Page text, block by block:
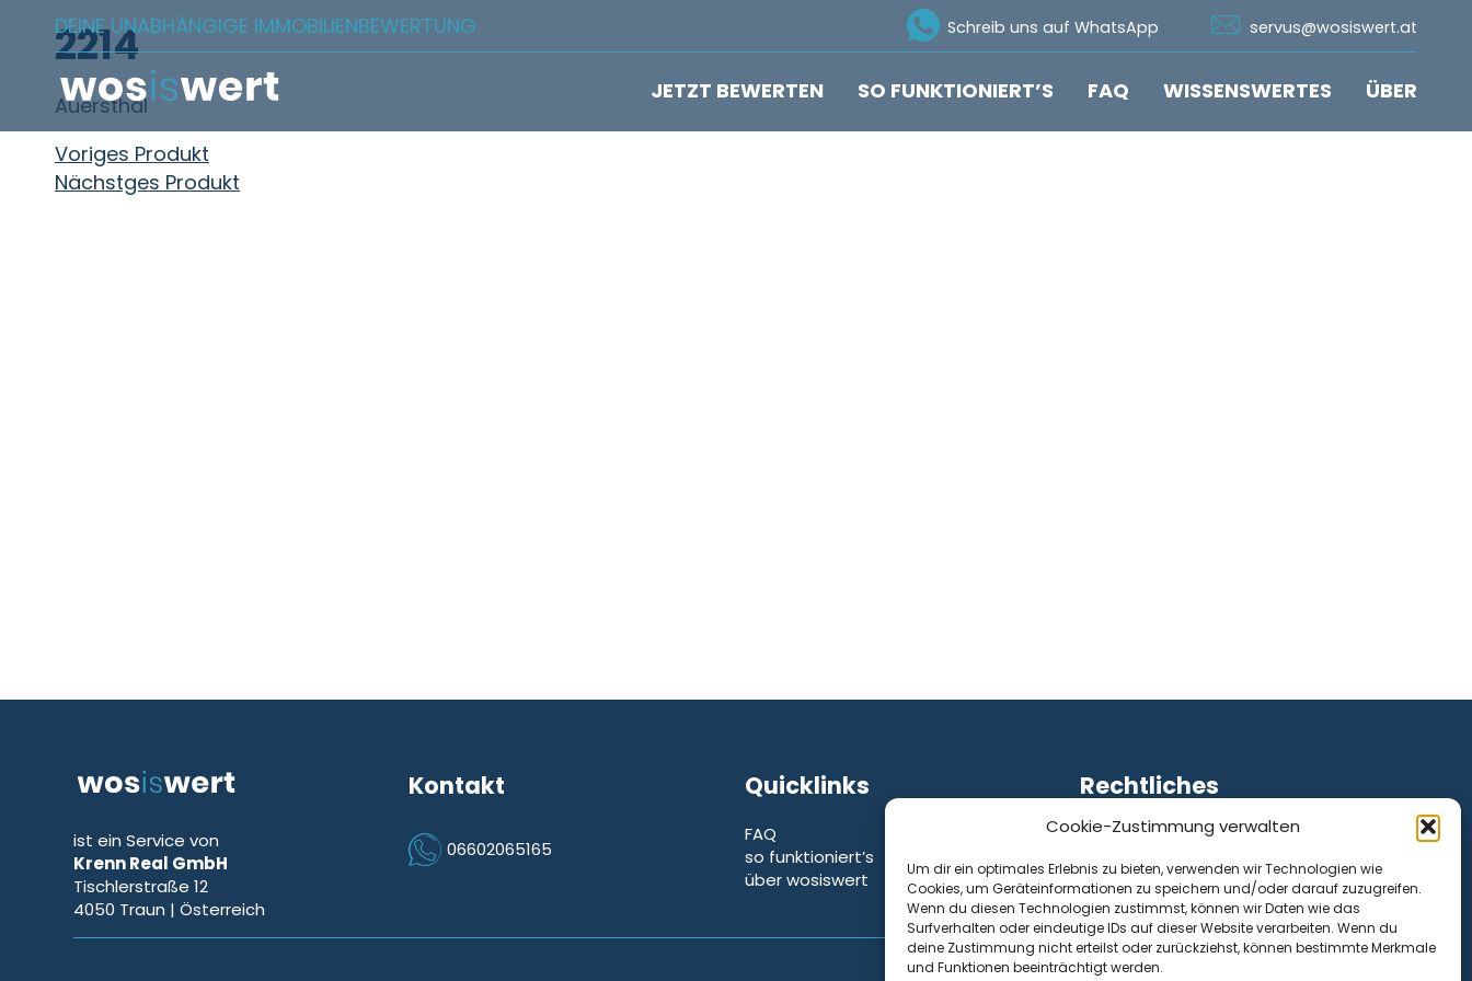
Cookie-Zustimmung verwalten
Um dir ein optimales Erlebnis zu bieten, verwenden wir Technologien wie
Cookies, um Geräteinformationen zu speichern und/oder darauf zuzugreifen.
Wenn du diesen Technologien zustimmst, können wir Daten wie das
Surfverhalten oder eindeutige IDs auf dieser Website verarbeiten. Wenn du
deine Zustimmung nicht erteilst oder zurückziehst, können bestimmte Merkmale
und Funktionen beeinträchtigt werden.
Zum Inhalt springen
DEINE UNABHÄNGIGE IMMOBILIENBEWERTUNG
Schreib uns auf WhatsApp
servus@wosiswert.at
JETZT BEWERTEN SO FUNKTIONIERT’S FAQ WISSENSWERTES ÜBER
2214
Auersthal
Beitragsnavigation
Voriges Produkt
Nächstges Produkt
ist ein Service von
Krenn Real GmbH
Tischlerstraße 12
4050 Traun | Österreich
Kontakt
Icon Phone
06602065165
Quicklinks
FAQ
so funktioniert’s
über wosiswert
Rechtliches
Impressum
Cookie-Richtlinie (EU)